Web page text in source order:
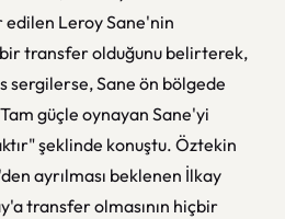
edilen Leroy Sane'nin
transfer olduğunu belirterek,
Sane ön bölgede
güçle oynayan Sane'yi
şeklinde konuştu. Öztekin
ayrılması beklenen İlkay
transfer olmasının hiçbir